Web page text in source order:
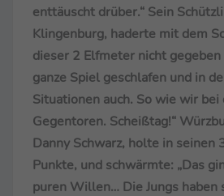
enttäuscht drüber.“ Sein
Klingenburg, haderte mit dem
dieser 2 Elfmeter nicht gegeben
ganze Spiel geschlafen und in
Situationen auch. So wie wir bei
Gegentoren. Scheißtag!“
Danny Schwarz, holte in seinen
Punkte, und schwärmte: „Das
puren Willen… Die Jungs haben